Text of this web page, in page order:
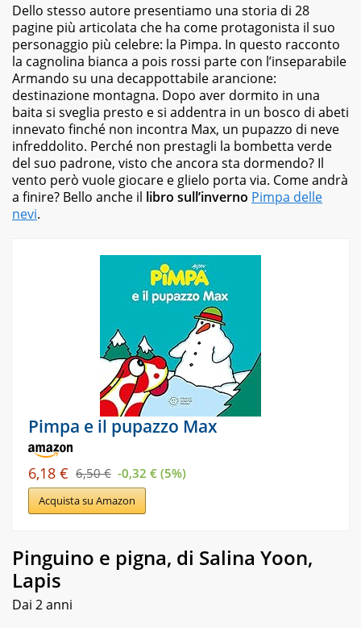
Dello stesso autore presentiamo una storia di 28
pagine più articolata che ha come protagonista il suo
personaggio più celebre: la Pimpa. In questo racconto
la cagnolina bianca a pois rossi parte con l’inseparabile
Armando su una decappottabile arancione:
destinazione montagna. Dopo aver dormito in una
baita si sveglia presto e si addentra in un bosco di abeti
innevato finché non incontra Max, un pupazzo di neve
infreddolito. Perché non prestagli la bombetta verde
del suo padrone, visto che ancora sta dormendo? Il
vento però vuole giocare e glielo porta via. Come andrà
a finire? Bello anche il libro sull’inverno Pimpa delle
nevi.
Pimpa e il pupazzo Max
6,18 € 6,50 € -0,32 € (5%)
Acquista su Amazon
Pinguino e pigna, di Salina Yoon,
Lapis
Dai 2 anni